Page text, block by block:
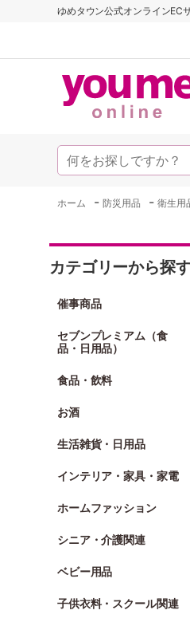
ゆめタウン公式オンラインEC
ホーム -防災用品 -衛生用
カテゴリーから探
催事商品
セブンプレミアム（食
品・日用品）
食品・飲料
お酒
生活雑貨・日用品
インテリア・家具・家電
ホームファッション
シニア・介護関連
ベビー用品
子供衣料・スクール関連